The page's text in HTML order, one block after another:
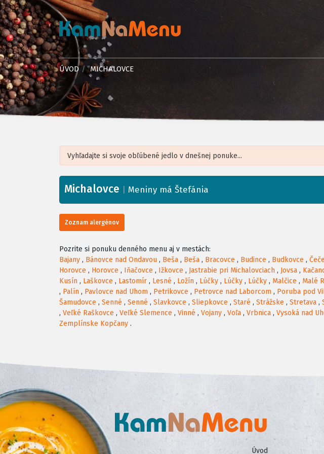
ÚVOD MICHALOVCE
+
−
Michalovce Meniny má Štefánia
Zoznam alergénov
Pozrite si ponuku denného menu aj v mestách:
Bajany , Bánovce nad Ondavou , Beša , Beša , Bracovce , Budince , Budkovce ,
Horovce , Horovce , Iňačovce , Ižkovce , Jastrabie pri Michalovciach , Jovsa ,
Kusín , Laškovce , Lastomír , Lesné , Ložín , Lúčky , Lúčky , Lúčky , Malčice , Malé
, Palín , Pavlovce nad Uhom , Petrikovce , Petrovce nad Laborcom , Poruba pod
Šamudovce , Senné , Senné , Slavkovce , Sliepkovce , Staré , Strážske , Stretava ,
, Veľké Raškovce , Veľké Slemence , Vinné , Vojany , Voľa , Vrbnica , Vysoká nad
Zemplínske Kopčany .
Úvod